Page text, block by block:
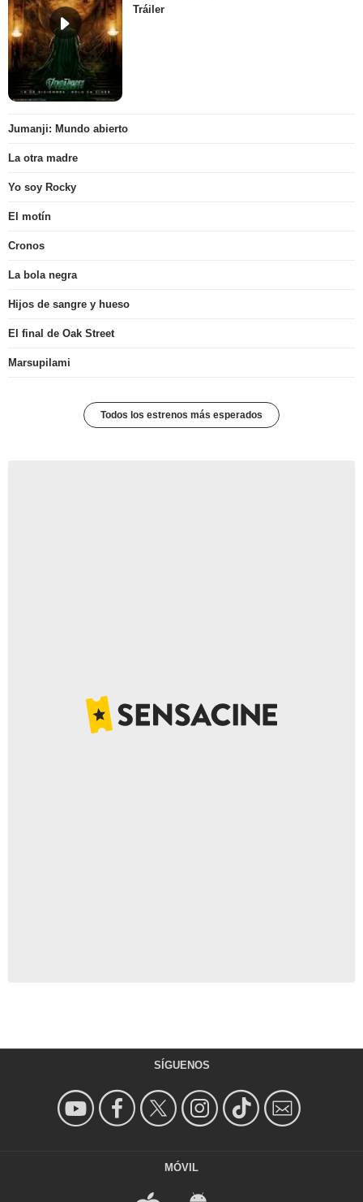
Tráiler
Jumanji: Mundo abierto
La otra madre
Yo soy Rocky
El motín
Cronos
La bola negra
Hijos de sangre y hueso
El final de Oak Street
Marsupilami
Todos los estrenos más esperados
SÍGUENOS
MÓVIL